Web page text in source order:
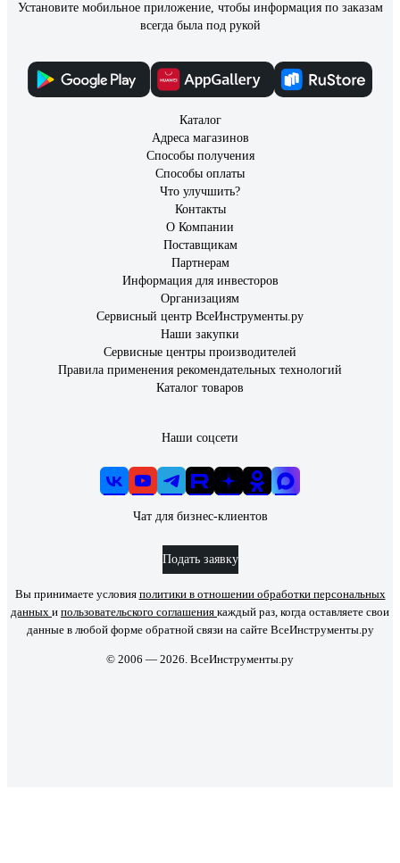
Установите мобильное приложение, чтобы информация по заказам
всегда была под рукой
Каталог
Адреса магазинов
Способы получения
Способы оплаты
Что улучшить?
Контакты
О Компании
Поставщикам
Партнерам
Информация для инвесторов
Организациям
Сервисный центр ВсеИнструменты.ру
Наши закупки
Сервисные центры производителей
Правила применения рекомендательных технологий
Каталог товаров
Наши соцсети
Чат для бизнес-клиентов
Подать заявку
Вы принимаете условия политики в отношении обработки персональных
данных и пользовательского соглашения каждый раз, когда оставляете свои
данные в любой форме обратной связи на сайте ВсеИнструменты.ру
© 2006 — 2026. ВсеИнструменты.ру